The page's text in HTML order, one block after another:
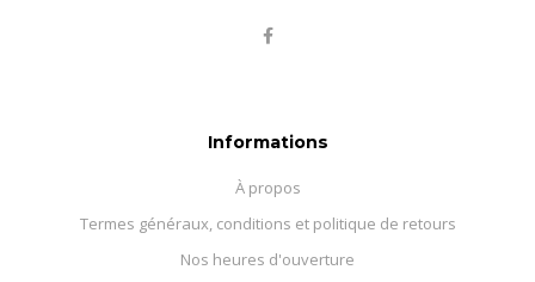
Informations
À propos
Termes généraux, conditions et politique de retours
Nos heures d'ouverture